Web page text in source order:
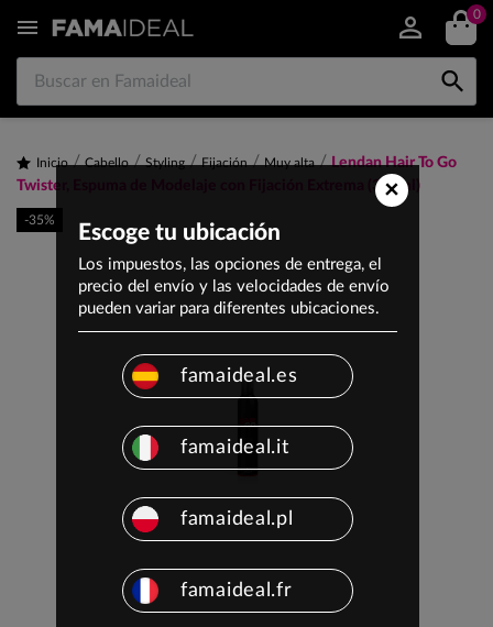
 0

-35%
Inicio Cabello Styling Fijación Muy alta
Lendan Hair To Go
Twister, Espuma de Modelaje con Fijación Extrema (300ml)
×
Escoge tu ubicación
Los impuestos, las opciones de entrega, el
precio del envío y las velocidades de envío
pueden variar para diferentes ubicaciones.
famaideal.es
famaideal.it
famaideal.pl
famaideal.fr